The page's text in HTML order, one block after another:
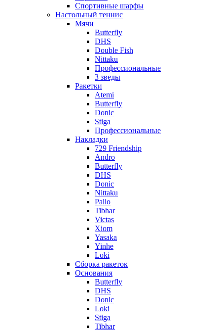
Спортивные шарфы
Настольный теннис
Мячи
Butterfly
DHS
Double Fish
Nittaku
Профессиональные
3 зведы
Ракетки
Atemi
Butterfly
Donic
Stiga
Профессиональные
Накладки
729 Friendship
Andro
Butterfly
DHS
Donic
Nittaku
Palio
Tibhar
Victas
Xiom
Yasaka
Yinhe
Loki
Сборка ракеток
Основания
Butterfly
DHS
Donic
Loki
Stiga
Tibhar